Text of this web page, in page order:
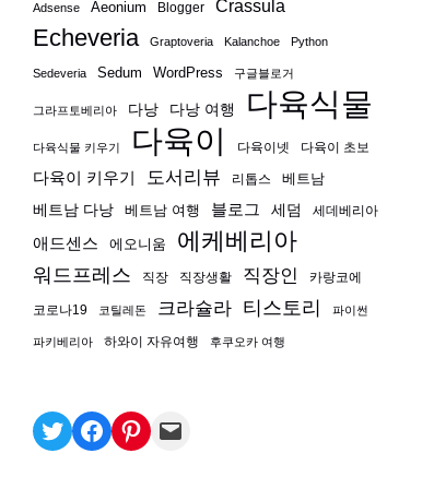
Adsense Aeonium Blogger Crassula
Echeveria Graptoveria Kalanchoe Python
Sedeveria Sedum WordPress 구글블로거
그라프토베리아 다낭 다낭 여행 다육식물
다육식물 키우기 다육이 다육이넷 다육이 초보
다육이 키우기 도서리뷰 리톱스
베트남
베트남 다낭
베트남 여행 블로그 세덤 세데베리아
애드센스 에오니움 에케베리아
워드프레스 직장 직장생활 직장인 카랑코에
코로나19 코틸레돈 크라슐라 티스토리 파이썬
파키베리아 하와이 자유여행 후쿠오카 여행